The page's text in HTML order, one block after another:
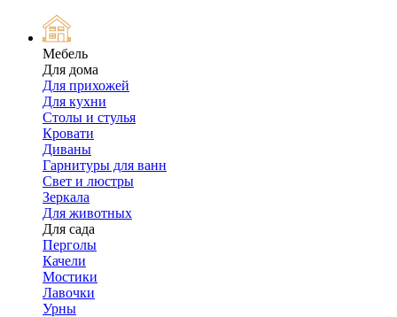
Мебель
Для дома
Для прихожей
Для кухни
Столы и стулья
Кровати
Диваны
Гарнитуры для ванн
Свет и люстры
Зеркала
Для животных
Для сада
Перголы
Качели
Мостики
Лавочки
Урны